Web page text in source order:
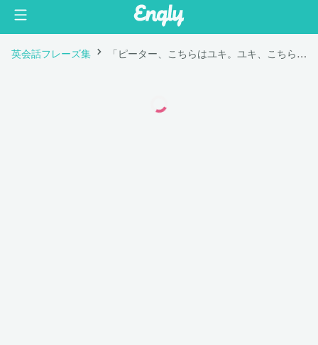
英会話フレーズ集 「ピーター、こちらはユキ。ユキ、こちらはピーター。」は英語で "Peter, this is Yuki. Yuki, this is Peter."